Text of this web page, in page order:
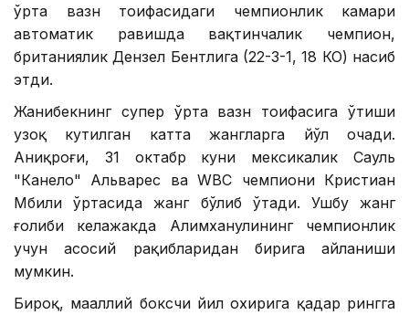
ўрта вазн тоифасидаги чемпионлик камари
автоматик равишда вақтинчалик чемпион,
британиялик Дензел Бентлига (22-3-1, 18 КО) насиб
этди.
Жанибекнинг супер ўрта вазн тоифасига ўтиши
узоқ кутилган катта жангларга йўл очади.
Аниқроғи, 31 октабр куни мексикалик Сауль
"Канело" Альварес ва WВC чемпиони Кристиан
Мбили ўртасида жанг бўлиб ўтади. Ушбу жанг
ғолиби келажакда Алимханулининг чемпионлик
учун асосий рақибларидан бирига айланиши
мумкин.
Бироқ, маҳаллий боксчи йил охирига қадар рингга